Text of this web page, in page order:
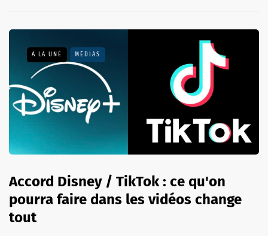
A LA UNE MÉDIAS
Accord Disney / TikTok : ce qu'on
pourra faire dans les vidéos change
tout